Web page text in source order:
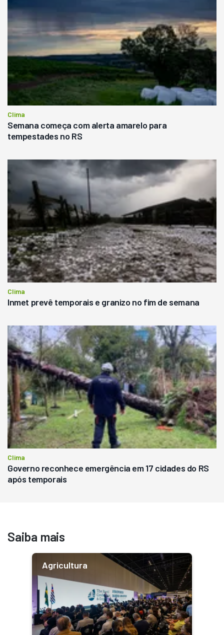
Clima
Semana começa com alerta amarelo para
tempestades no RS
Clima
Inmet prevê temporais e granizo no fim de semana
Clima
Governo reconhece emergência em 17 cidades do RS
após temporais
Saiba mais
Agricultura